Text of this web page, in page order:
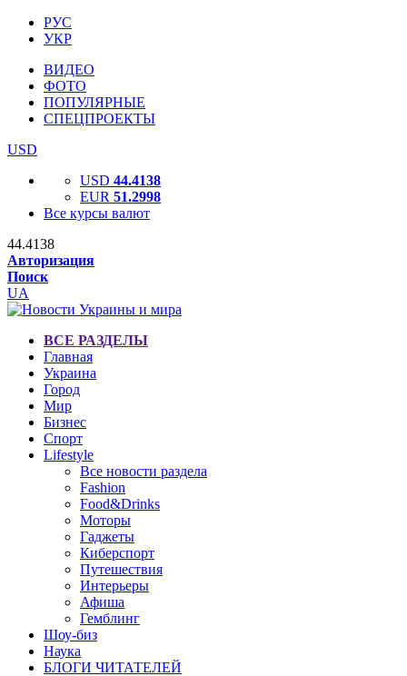
РУС
УКР
ВИДЕО
ФОТО
ПОПУЛЯРНЫЕ
СПЕЦПРОЕКТЫ
USD
USD 44.4138
EUR 51.2998
Все курсы валют
44.4138
Авторизация
Поиск
UA
ВСЕ РАЗДЕЛЫ
Главная
Украина
Город
Мир
Бизнес
Спорт
Lifestyle
Все новости раздела
Fashion
Food&Drinks
Моторы
Гаджеты
Киберспорт
Путешествия
Интерьеры
Афиша
Гемблинг
Шоу-биз
Наука
БЛОГИ ЧИТАТЕЛЕЙ